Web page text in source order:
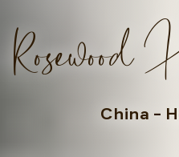
China –